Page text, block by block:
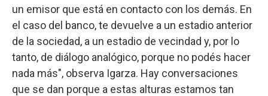
un emisor que está en contacto con los demás. En
el caso del banco, te devuelve a un estadio anterior
de la sociedad, a un estadio de vecindad y, por lo
tanto, de diálogo analógico, porque no podés hacer
nada más", observa Igarza. Hay conversaciones
que se dan porque a estas alturas estamos tan